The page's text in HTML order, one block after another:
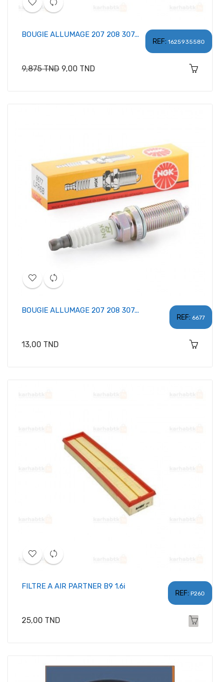
REF: 1625935580
BOUGIE ALLUMAGE 207 208 307...
Prix
9,875 TND Prix
9,00 TND
REF: 6677
BOUGIE ALLUMAGE 207 208 307...
Prix
13,00 TND
REF: P260
FILTRE A AIR PARTNER B9 1.6i
Prix
25,00 TND